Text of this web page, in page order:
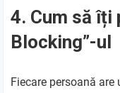
4. Cum să îți
Blocking”-ul
Fiecare persoană